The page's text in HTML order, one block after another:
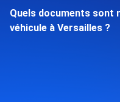
Quels documents sont
véhicule à Versailles ?